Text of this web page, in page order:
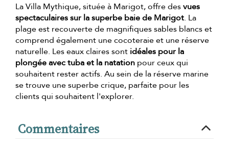
La Villa Mythique, située à Marigot, offre desvues
spectaculaires sur la superbe baie de Marigot. La
plage est recouverte de magnifiques sables blancs et
comprend également une cocoteraie et une réserve
naturelle. Les eaux claires sont idéales pour la
plongée avec tuba et la natation pour ceux qui
souhaitent rester actifs. Au sein de la réserve marine
se trouve une superbe crique, parfaite pour les
clients qui souhaitent l'explorer.
Commentaires